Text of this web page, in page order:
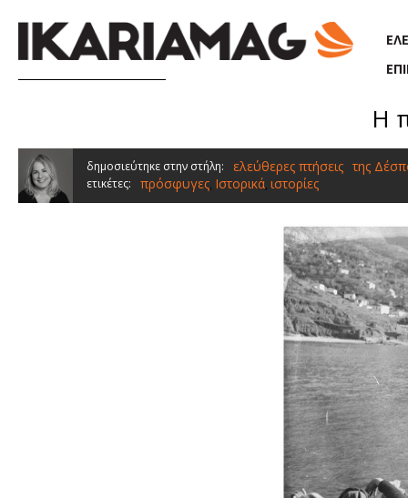
Η
δημοσιεύτηκε στην στήλη: ελεύθερες πτήσεις της
ετικέτες: πρόσφυγες, Ιστορικά, ιστορίες